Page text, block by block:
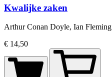
Kwalijke zaken
Arthur Conan Doyle, Ian Fleming
€ 14,50